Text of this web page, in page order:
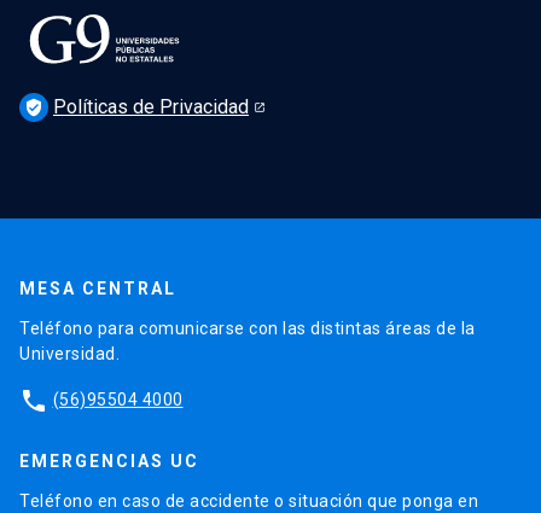
verified_user Políticas de Privacidad
MESA CENTRAL
Teléfono para comunicarse con las distintas áreas de la
Universidad.
phone (56)95504 4000
EMERGENCIAS UC
Teléfono en caso de accidente o situación que ponga en